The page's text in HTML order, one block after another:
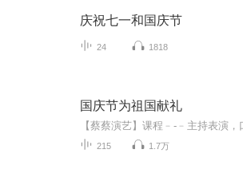
庆祝七一和国庆节
24 1818
国庆节为祖国献礼
215 1.7万